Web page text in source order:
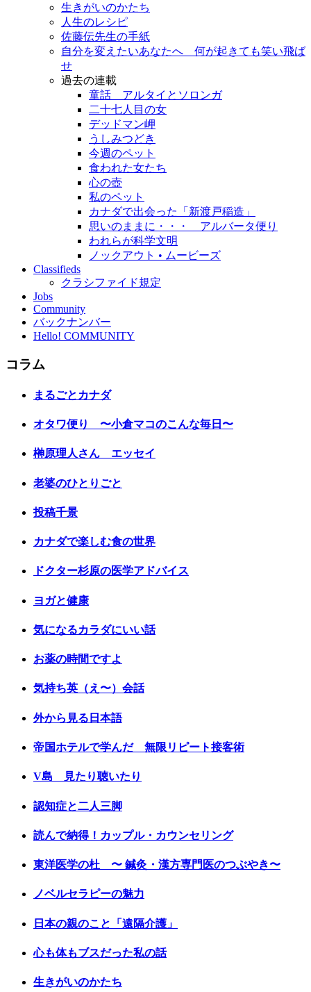
生きがいのかたち
人生のレシピ
佐藤伝先生の手紙
自分を変えたいあなたへ 何が起きても笑い飛ば
せ
過去の連載
童話 アルタイとソロンガ
二十七人目の女
デッドマン岬
うしみつどき
今週のペット
食われた女たち
心の壺
私のペット
カナダで出会った「新渡戸稲造」
思いのままに・・・ アルバータ便り
われらが科学文明
ノックアウト • ムービーズ
Classifieds
クラシファイド規定
Jobs
Community
バックナンバー
Hello! COMMUNITY
コラム
まるごとカナダ
オタワ便り 〜小倉マコのこんな毎日〜
榊原理人さん エッセイ
老婆のひとりごと
投稿千景
カナダで楽しむ食の世界
ドクター杉原の医学アドバイス
ヨガと健康
気になるカラダにいい話
お薬の時間ですよ
気持ち英（え〜）会話
外から見る日本語
帝国ホテルで学んだ 無限リピート接客術
V島 見たり聴いたり
認知症と二人三脚
読んで納得！カップル・カウンセリング
東洋医学の杜 〜 鍼灸・漢方専門医のつぶやき〜
ノベルセラピーの魅力
日本の親のこと「遠隔介護」
心も体もブスだった私の話
生きがいのかたち